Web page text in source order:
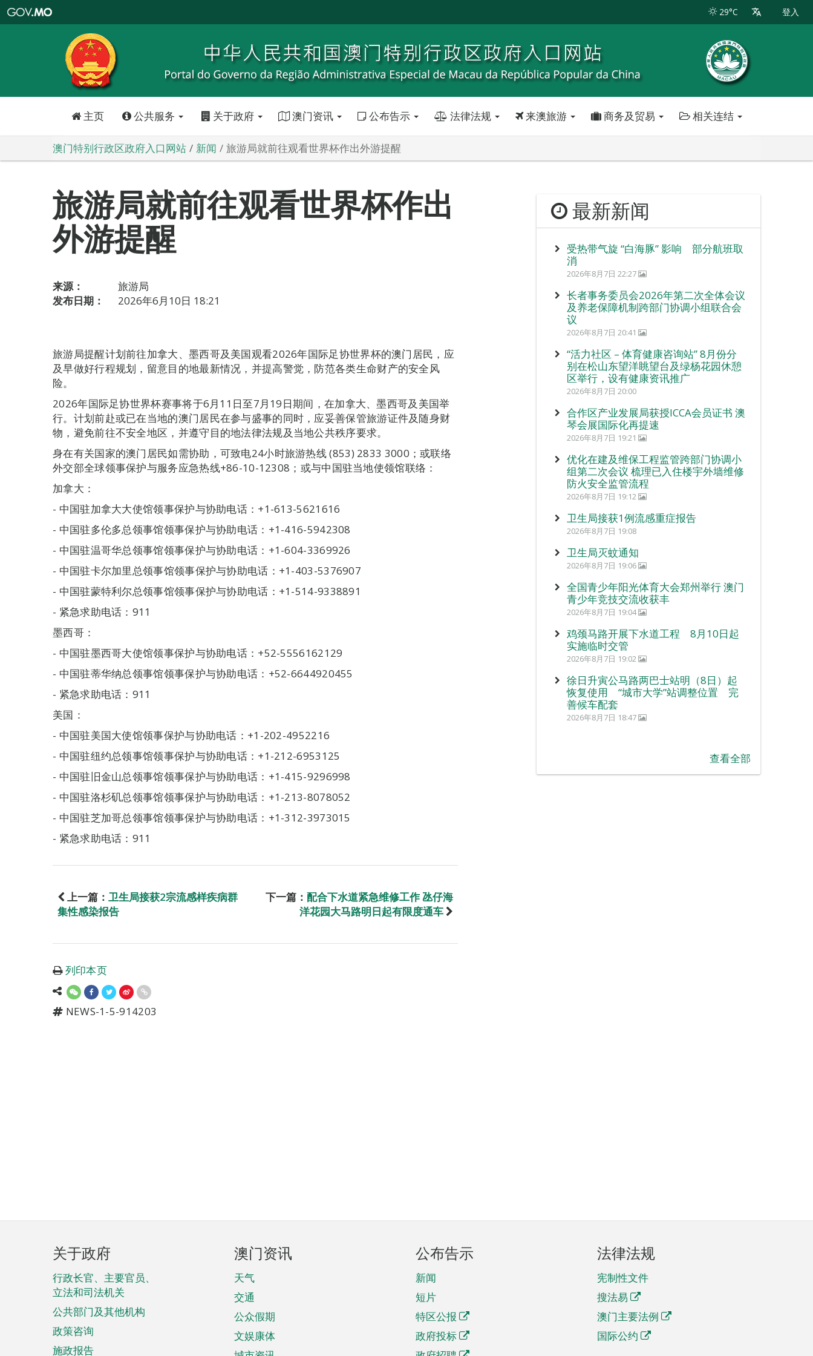
特
政
区
政
口
29°C 登入
主页 公共服务 关于政府 澳门资讯 公布告示 法律法规 来澳旅游 商务及贸易 相关连结
澳门特别行政区政府入口网站 新闻 旅游局就前往观看世界杯作出外游提醒
旅游局就前往观看世界杯作出
外游提醒
来源：
旅游局
发布日期：
2026年6月10日 18:21
旅游局提醒计划前往加拿大、墨西哥及美国观看2026年国际足协世界杯的澳门居民，应
及早做好行程规划，留意目的地最新情况，并提高警觉，防范各类生命财产的安全风
险。
2026年国际足协世界杯赛事将于6月11日至7月19日期间，在加拿大、墨西哥及美国举
行。计划前赴或已在当地的澳门居民在参与盛事的同时，应妥善保管旅游证件及随身财
物，避免前往不安全地区，并遵守目的地法律法规及当地公共秩序要求。
身在有关国家的澳门居民如需协助，可致电24小时旅游热线 (853) 2833 3000；或联络
外交部全球领事保护与服务应急热线+86-10-12308；或与中国驻当地使领馆联络：
加拿大：
- 中国驻加拿大大使馆领事保护与协助电话：+1-613-5621616
- 中国驻多伦多总领事馆领事保护与协助电话：+1-416-5942308
- 中国驻温哥华总领事馆领事保护与协助电话：+1-604-3369926
- 中国驻卡尔加里总领事馆领事保护与协助电话：+1-403-5376907
- 中国驻蒙特利尔总领事馆领事保护与协助电话：+1-514-9338891
- 紧急求助电话：911
墨西哥：
- 中国驻墨西哥大使馆领事保护与协助电话：+52-5556162129
- 中国驻蒂华纳总领事馆领事保护与协助电话：+52-6644920455
- 紧急求助电话：911
美国：
- 中国驻美国大使馆领事保护与协助电话：+1-202-4952216
- 中国驻纽约总领事馆领事保护与协助电话：+1-212-6953125
- 中国驻旧金山总领事馆领事保护与协助电话：+1-415-9296998
- 中国驻洛杉矶总领事馆领事保护与协助电话：+1-213-8078052
- 中国驻芝加哥总领事馆领事保护与协助电话：+1-312-3973015
- 紧急求助电话：911
上一篇： 卫生局接获2宗流感样疾病群
集性感染报告
下一篇： 配合下水道紧急维修工作 氹仔海
洋花园大马路明日起有限度通车
列印本页
NEWS-1-5-914203
最新新闻
受热带气旋 “白海豚” 影响 部分航班取
消
2026年8月7日 22:27
长者事务委员会2026年第二次全体会议
及养老保障机制跨部门协调小组联合会
议
2026年8月7日 20:41
“活力社区 – 体育健康咨询站” 8月份分
别在松山东望洋眺望台及绿杨花园休憩
区举行，设有健康资讯推广
2026年8月7日 20:00
合作区产业发展局获授ICCA会员证书 澳
琴会展国际化再提速
2026年8月7日 19:21
优化在建及维保工程监管跨部门协调小
组第二次会议 梳理已入住楼宇外墙维修
防火安全监管流程
2026年8月7日 19:12
卫生局接获1例流感重症报告
2026年8月7日 19:08
卫生局灭蚊通知
2026年8月7日 19:06
全国青少年阳光体育大会郑州举行 澳门
青少年竞技交流收获丰
2026年8月7日 19:04
鸡颈马路开展下水道工程 8月10日起
实施临时交管
2026年8月7日 19:02
徐日升寅公马路两巴士站明（8日）起
恢复使用 “城市大学”站调整位置 完
善候车配套
2026年8月7日 18:47
查看全部
页
脚
菜
单
关于政府
行政长官、主要官员、
立法和司法机关
公共部门及其他机构
政策咨询
施政报告
澳门资讯
天气
交通
公众假期
文娱康体
公布告示
新闻
短片
特区公报
政府投标
法律法规
宪制性文件
搜法易
澳门主要法例
国际公约